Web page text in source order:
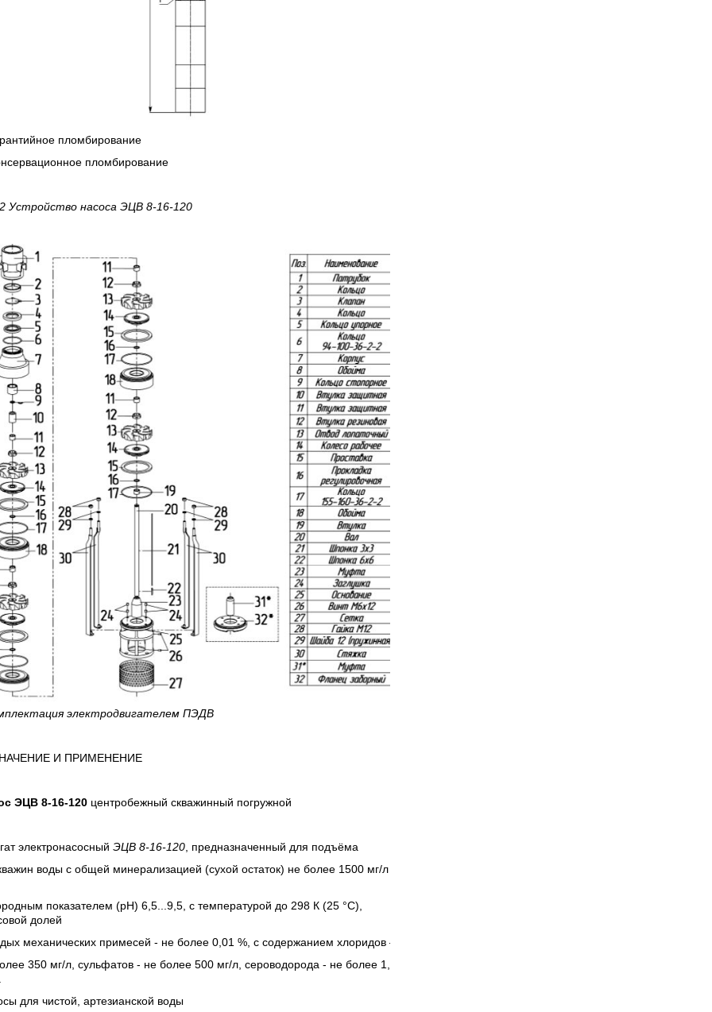
пломбирование
пломбирование
Устройство насоса ЭЦВ 8-16-120
электродвигателем ПЭДВ
И ПРИМЕНЕНИЕ
ЭЦВ 8-16-120 центробежный скважинный погружной
электронасосный ЭЦВ 8-16-120, предназначенный для подъёма
воды с общей минерализацией (сухой остаток) не более 1500 мг/л
показателем (рН) 6,5...9,5, с температурой до 298 К (25 °С),
долей
механических примесей - не более 0,01 %, с содержанием хлоридов –
350 мг/л, сульфатов - не более 500 мг/л, сероводорода - не более 1,5
для чистой, артезианской воды